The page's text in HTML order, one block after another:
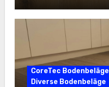
CoreTec Bodenbeläge
Diverse Bodenbeläge